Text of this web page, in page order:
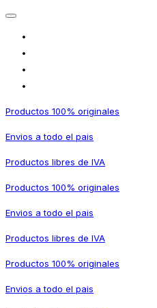
Productos 100% originales
Envios a todo el pais
Productos libres de IVA
Productos 100% originales
Envios a todo el pais
Productos libres de IVA
Productos 100% originales
Envios a todo el pais